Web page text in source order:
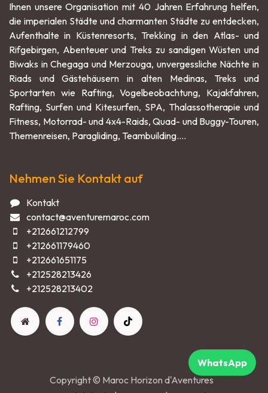
Ihnen unsere Organisation mit 40 Jahren Erfahrung helfen,
die imperialen Städte und charmanten Städte zu entdecken,
Aufenthalte in Küstenresorts, Trekking in den Atlas- und
Rifgebirgen, Abenteuer und Treks zu sandigen Wüsten und
Biwaks in Chegaga und Merzouga, unvergessliche Nächte in
Riads und Gästehäusern in alten Medinas, Treks und
Sportarten wie Rafting, Vogelbeobachtung, Kajakfahren,
Rafting, Surfen und Kitesurfen, SPA, Thalassotherapie und
Fitness, Motorrad- und 4x4-Raids, Quad- und Buggy-Touren,
Themenreisen, Paragliding, Teambuilding....
Nehmen Sie Kontakt auf
Kontakt
contact@aventuremaroc.com
+212661212799
+212661179460
+212661651175
+212528213426
+212528213402
Copyright © Maroc Horizon d'Aventures
WhatsApp